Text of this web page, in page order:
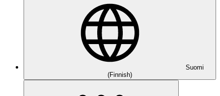
Suomi
(Finnish)